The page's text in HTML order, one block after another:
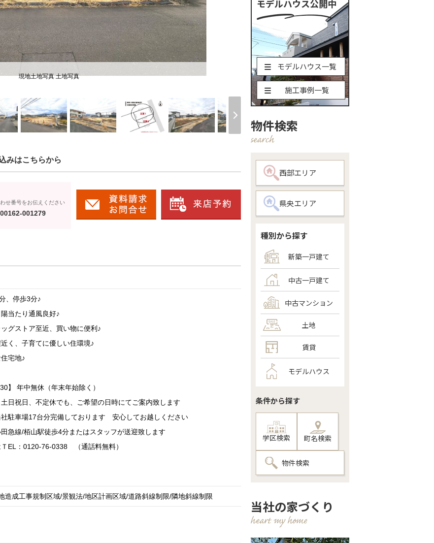
現地土地写真 土地写真
みはこちらから
せ番号をお伝えください
001279
、停歩3分♪
当たり通風良好♪
グストア至近、買い物に便利♪
く、子育てに優しい住環境♪
宅地♪
】 年中無休（年末年始除く）
日祝日、不定休でも、ご希望の日時にてご案内致します
社駐車場17台分完備しております 安心してお越しください
急線/栢山駅徒歩4分またはスタッフが送迎致します
EL：0120-76-0338 （通話料無料）
造成工事規制区域/景観法/地区計画区域/道路斜線制限/隣地斜線制限
モデルハウス公開中
モデルハウス一覧
施工事例一覧
物件検索
西部エリア
県央エリア
種別から探す
新築一戸建て
中古一戸建て
中古マンション
土地
賃貸
モデルハウス
条件から探す
学区検索 町名検索
物件検索
当社の家づくり